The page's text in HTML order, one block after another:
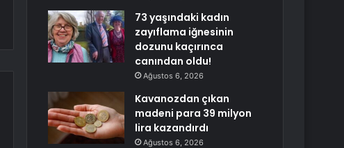
73 yaşındaki kadın
zayıflama iğnesinin
dozunu kaçırınca
canından oldu!
Ağustos 6, 2026
Kavanozdan çıkan
madeni para 39 milyon
lira kazandırdı
Ağustos 6, 2026